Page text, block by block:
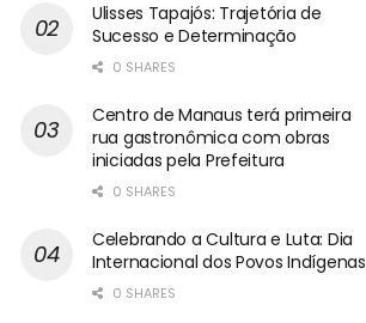
Ulisses Tapajós: Trajetória de
Sucesso e Determinação
0 SHARES
Centro de Manaus terá primeira
rua gastronômica com obras
iniciadas pela Prefeitura
0 SHARES
Celebrando a Cultura e Luta: Dia
Internacional dos Povos Indígenas
0 SHARES